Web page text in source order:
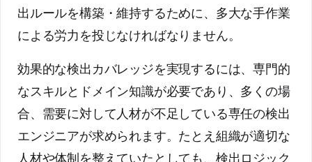
出ルールを構築・維持するために、多大な手作業
による労力を投じなければなりません。
効果的な検出カバレッジを実現するには、専門的
なスキルとドメイン知識が必要であり、多くの場
合、需要に対して人材が不足している専任の検出
エンジニアが求められます。たとえ組織が適切な
人材や体制を整えていたとしても、検出ロジック